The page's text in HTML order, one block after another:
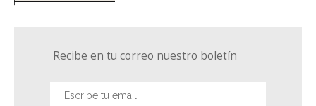
Recibe en tu correo nuestro boletín